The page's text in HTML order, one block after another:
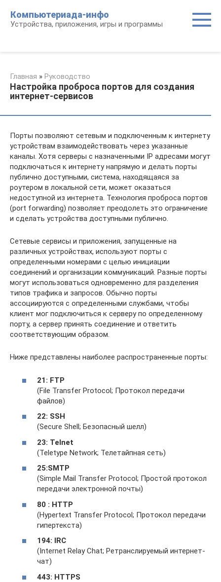
контенту
Компьютериада-инфо
Устройства, приложения, игры и программы
Главная » Руководство
Настройка проброса портов для создания
интернет-сервисов
Порты позволяют сетевым и подключенным к интернету
устройствам взаимодействовать через указанные
каналы. Хотя серверы с назначенными IP адресами могут
подключаться к интернету напрямую и делать порты
публично доступными, система, находящаяся за
роутером в локальной сети, может оказаться
недоступной из интернета. Технология проброса портов
(port forwarding) позволяет преодолеть это ограничение
и сделать устройства доступными публично.
Сетевые сервисы и приложения, запущенные на
различных устройствах, используют порты с
определенными номерами с целью инициации
соединений и организации коммуникаций. Разные порты
могут использоваться одновременно для разделения
типов трафика и запросов. Обычно порты
ассоциируются с определенными службами, чтобы
клиент мог подключиться к серверу по определенному
порту, а сервер принять соединение и ответить
соответствующим образом.
Ниже представлены наиболее распространенные порты:
21: FTP
(File Transfer Protocol; Протокол передачи
файлов)
22: SSH
(Secure Shell; Безопасный шелл)
23: Telnet
(Teletype Network; Телетайпная сеть)
25:SMTP
(Simple Mail Transfer Protocol; Простой протокол
передачи электронной почты)
80 : HTTP
(Hypertext Transfer Protocol; Протокол передачи
гипертекста)
194: IRC
(Internet Relay Chat; Ретранслируемый интернет-
чат)
443: HTTPS